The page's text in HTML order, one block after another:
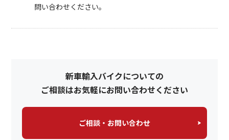
問い合わせください。
新車輸入バイクについての
ご相談はお気軽にお問い合わせください
ご相談・お問い合わせ